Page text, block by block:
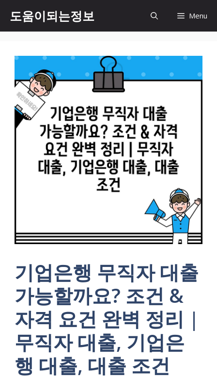
츠
도움이되는정보 Menu
기업은행 무직자 대출
가능할까요? 조건 &
자격 요건 완벽 정리 |
무직자 대출, 기업은
행 대출, 대출 조건